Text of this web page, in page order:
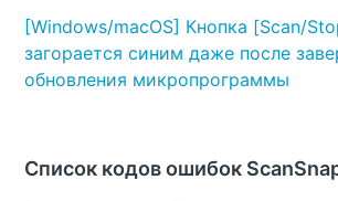
[Windows/macOS] Кнопка [Scan/
загорается синим даже после
обновления микропрограммы
Список кодов ошибок